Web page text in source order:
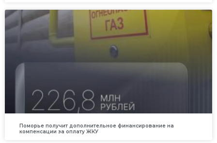
Поморье получит дополнительное финансирование на
компенсации за оплату ЖКУ